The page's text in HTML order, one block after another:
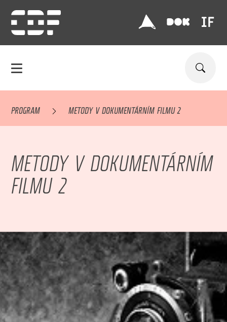
PROGRAM METODY V DOKUMENTÁRNÍM FILMU 2
METODY V DOKUMENTÁRNÍM
FILMU 2